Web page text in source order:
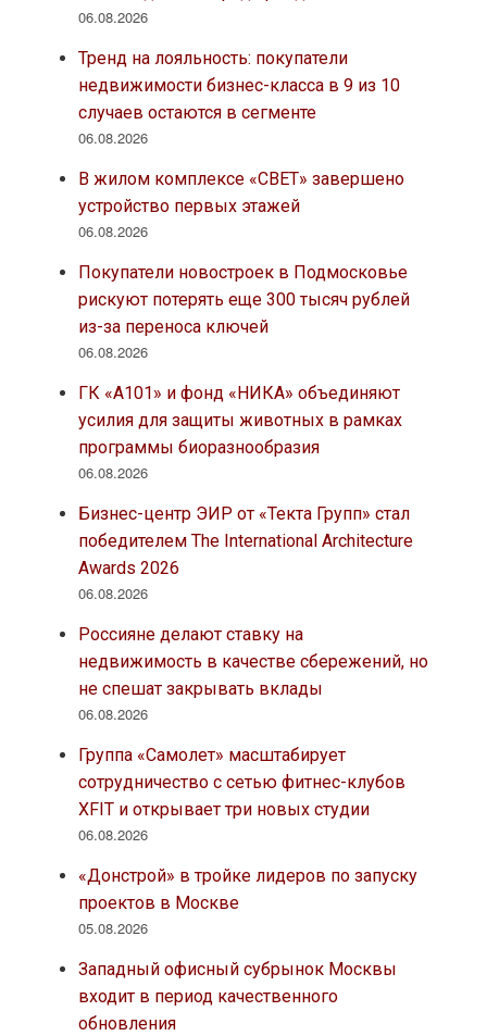
06.08.2026
Тренд на лояльность: покупатели
недвижимости бизнес-класса в 9 из 10
случаев остаются в сегменте
06.08.2026
В жилом комплексе «СВЕТ» завершено
устройство первых этажей
06.08.2026
Покупатели новостроек в Подмосковье
рискуют потерять еще 300 тысяч рублей
из-за переноса ключей
06.08.2026
ГК «А101» и фонд «НИКА» объединяют
усилия для защиты животных в рамках
программы биоразнообразия
06.08.2026
Бизнес-центр ЭИР от «Текта Групп» стал
победителем The International Architecture
Awards 2026
06.08.2026
Россияне делают ставку на
недвижимость в качестве сбережений, но
не спешат закрывать вклады
06.08.2026
Группа «Самолет» масштабирует
сотрудничество с сетью фитнес-клубов
XFIT и открывает три новых студии
06.08.2026
«Донстрой» в тройке лидеров по запуску
проектов в Москве
05.08.2026
Западный офисный субрынок Москвы
входит в период качественного
обновления